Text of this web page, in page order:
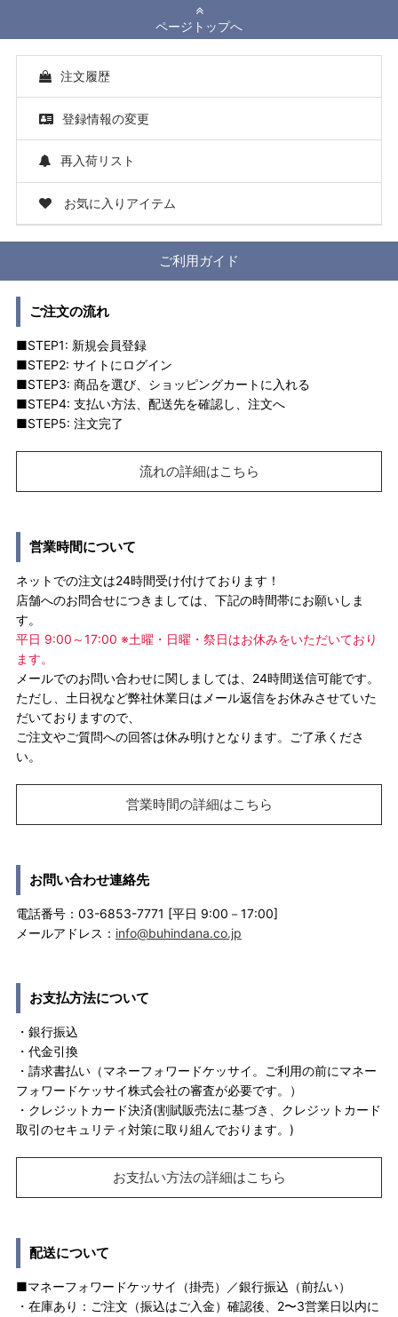
ページトップへ
注文履歴
登録情報の変更
再入荷リスト
お気に入りアイテム
ご利用ガイド
ご注文の流れ
■STEP1: 新規会員登録
■STEP2: サイトにログイン
■STEP3: 商品を選び、ショッピングカートに入れる
■STEP4: 支払い方法、配送先を確認し、注文へ
■STEP5: 注文完了
流れの詳細はこちら
営業時間について
ネットでの注文は24時間受け付けております！
店舗へのお問合せにつきましては、下記の時間帯にお願いしま
す。
平日 9:00～17:00 ※土曜・日曜・祭日はお休みをいただいており
ます。
メールでのお問い合わせに関しましては、24時間送信可能です。
ただし、土日祝など弊社休業日はメール返信をお休みさせていた
だいておりますので、
ご注文やご質問への回答は休み明けとなります。ご了承くださ
い。
営業時間の詳細はこちら
お問い合わせ連絡先
電話番号：03-6853-7771 [平日 9:00－17:00]
メールアドレス： info@buhindana.co.jp
お支払方法について
・銀行振込
・代金引換
・請求書払い（マネーフォワードケッサイ。ご利用の前にマネー
フォワードケッサイ株式会社の審査が必要です。）
・クレジットカード決済(割賦販売法に基づき、クレジットカード
取引のセキュリティ対策に取り組んでおります。)
お支払い方法の詳細はこちら
配送について
■マネーフォワードケッサイ（掛売）／銀行振込（前払い）
・在庫あり：ご注文（振込はご入金）確認後、2〜3営業日以内に